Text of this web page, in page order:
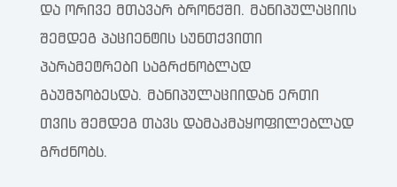
და ორივე მთავარ ბრონქში. მანიპულაციის
შემდეგ პაციენტის სუნთქვითი
პარამეტრები საგრძნობლად
გაუმჯობესდა. მანიპულაციიდან ერთი
თვის შემდეგ თავს დამაკმაყოფილებლად
გრძნობს.